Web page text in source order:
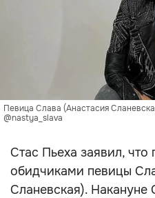
Певица Слава (Анастасия
@nastya_slava
Стас Пьеха заявил, что
обидчиками певицы
Сланевская). Накануне